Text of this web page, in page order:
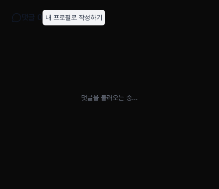
댓글 0 내 프로필로 작성하기
댓글을 불러오는 중...